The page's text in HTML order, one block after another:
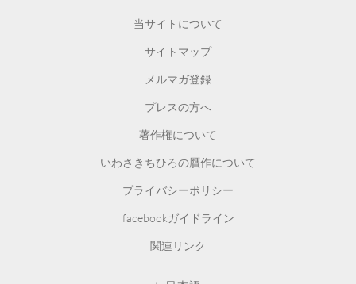
当サイトについて
サイトマップ
メルマガ登録
プレスの方へ
著作権について
いわさきちひろの贋作について
プライバシーポリシー
facebookガイドライン
関連リンク